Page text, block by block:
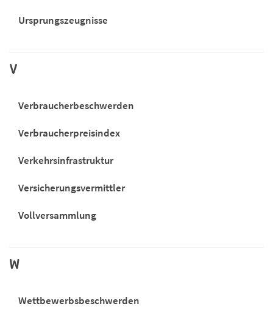
Ursprungszeugnisse
V
Verbraucherbeschwerden
Verbraucherpreisindex
Verkehrsinfrastruktur
Versicherungsvermittler
Vollversammlung
W
Wettbewerbsbeschwerden